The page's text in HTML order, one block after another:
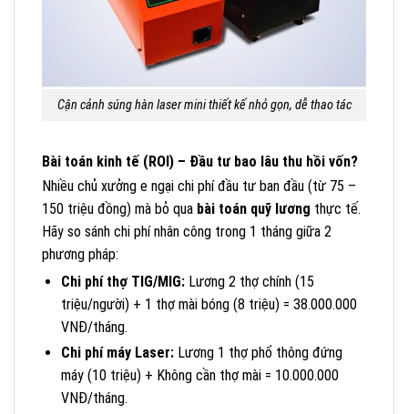
Cận cảnh súng hàn laser mini thiết kế nhỏ gọn, dễ thao tác
Bài toán kinh tế (ROI) – Đầu tư bao lâu thu hồi vốn?
Nhiều chủ xưởng e ngại chi phí đầu tư ban đầu (từ 75 –
150 triệu đồng) mà bỏ qua bài toán quỹ lương thực tế.
Hãy so sánh chi phí nhân công trong 1 tháng giữa 2
phương pháp:
Chi phí thợ TIG/MIG:Lương 2 thợ chính (15
triệu/người) + 1 thợ mài bóng (8 triệu) = 38.000.000
VNĐ/tháng.
Chi phí máy Laser:Lương 1 thợ phổ thông đứng
máy (10 triệu) + Không cần thợ mài = 10.000.000
VNĐ/tháng.